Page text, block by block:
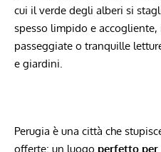
cui il verde degli alberi si
spesso ⁤limpido e
passeggiate⁤ o tranquille
e giardini.
Perugia è una città che
offerte: un luogo​ perfetto per